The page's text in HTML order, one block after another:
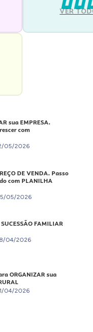
VER
sua EMPRESA.
com
05/2026
DE VENDA. Passo
com PLANILHA
05/2026
FAMILIAR
04/2026
ORGANIZAR sua
04/2026